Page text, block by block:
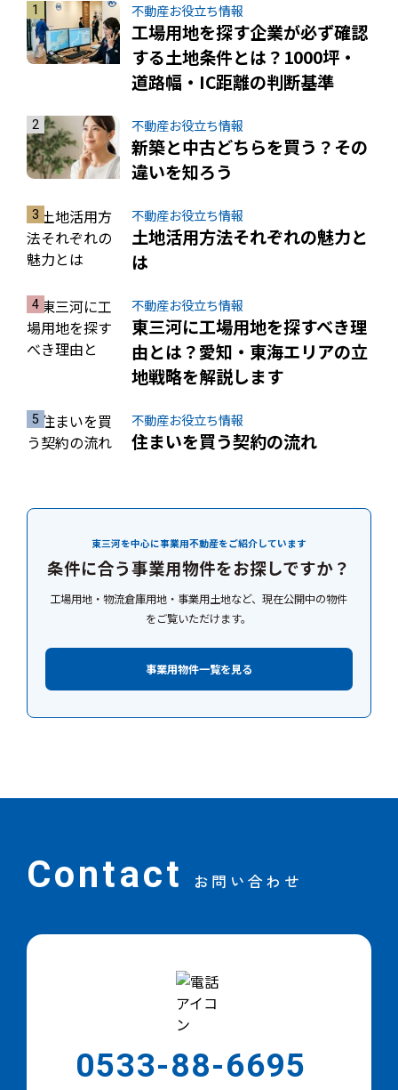
不動産お役立ち情報
工場用地を探す企業が必ず確認
する土地条件とは？1000坪・
道路幅・IC距離の判断基準
不動産お役立ち情報
新築と中古どちらを買う？その
違いを知ろう
不動産お役立ち情報
土地活用方法それぞれの魅力と
は
不動産お役立ち情報
東三河に工場用地を探すべき理
由とは？愛知・東海エリアの立
地戦略を解説します
不動産お役立ち情報
住まいを買う契約の流れ
東三河を中心に事業用不動産をご紹介しています
条件に合う事業用物件をお探しですか？
工場用地・物流倉庫用地・事業用土地など、現在公開中の物件
をご覧いただけます。
事業用物件一覧を見る
Contact お問い合わせ
0533-88-6695